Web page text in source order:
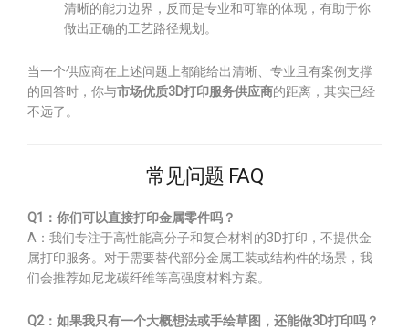
清晰的能力边界，反而是专业和可靠的体现，有助于你
做出正确的工艺路径规划。
当一个供应商在上述问题上都能给出清晰、专业且有案例支撑
的回答时，你与市场优质3D打印服务供应商的距离，其实已经
不远了。
常见问题 FAQ
Q1：你们可以直接打印金属零件吗？
A：我们专注于高性能高分子和复合材料的3D打印，不提供金
属打印服务。对于需要替代部分金属工装或结构件的场景，我
们会推荐如尼龙碳纤维等高强度材料方案。
Q2：如果我只有一个大概想法或手绘草图，还能做3D打印吗？